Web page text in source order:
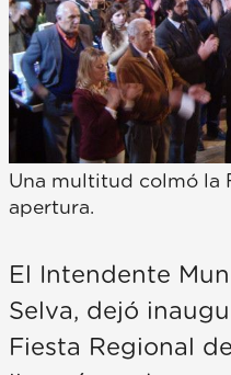
Una multitud colmó la
apertura.
El Intendente
Selva, dejó
Fiesta Regional